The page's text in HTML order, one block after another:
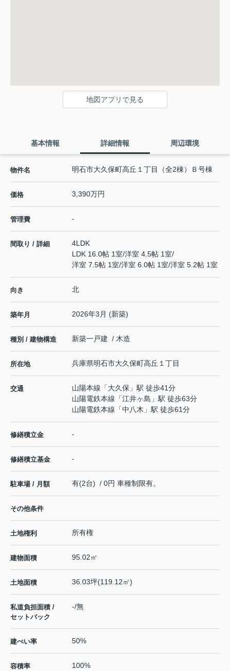
地図アプリで見る
基本情報 詳細情報 周辺環境
物件名 明石市大久保町高丘１丁目（全2棟）Ｂ号棟
価格 3,390万円
管理費 -
間取り / 詳細
4LDK
LDK 16.0帖 1室/洋室 4.5帖 1室/
洋室 7.5帖 1室/洋室 6.0帖 1室/洋室 5.2帖 1室
向き 北
築年月 2026年3月 (新築)
種別 / 建物構造 新築一戸建 / 木造
所在地 兵庫県明石市大久保町高丘 １丁目
交通 山陽本線 「大久保 」駅 徒歩41分
山陽電鉄本線 「江井ヶ島 」駅 徒歩63分
山陽電鉄本線 「中八木 」駅 徒歩61分
修繕積立金 -
修繕積立基金 -
駐車場 / 月額 有(2台) / 0円 車種制限有。
その他条件
土地権利 所有権
建物面積 95.02㎡
土地面積 36.03坪(119.12㎡)
私道負担面積 /
セットバック
-/無
建ぺい率 50%
容積率 100%